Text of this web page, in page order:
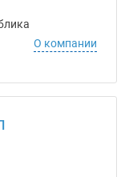
О компании